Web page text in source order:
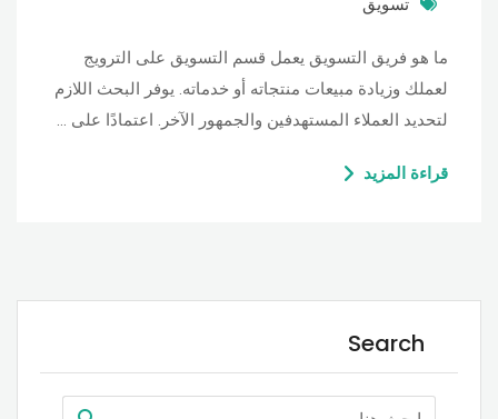
تسويق
ما هو فريق التسويق يعمل قسم التسويق على الترويج
لعملك وزيادة مبيعات منتجاته أو خدماته. يوفر البحث اللازم
لتحديد العملاء المستهدفين والجمهور الآخر. اعتمادًا على …
قراءة المزيد
Search